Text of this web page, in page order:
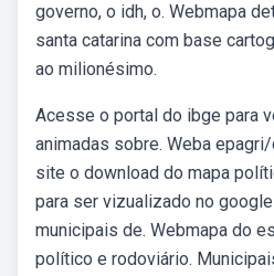
governo, o idh, o. Webmapa
santa catarina com base
ao milionésimo.
Acesse o portal do ibge para
animadas sobre. Weba
site o download do mapa
para ser vizualizado no
municipais de. Webmapa do
político e rodoviário.